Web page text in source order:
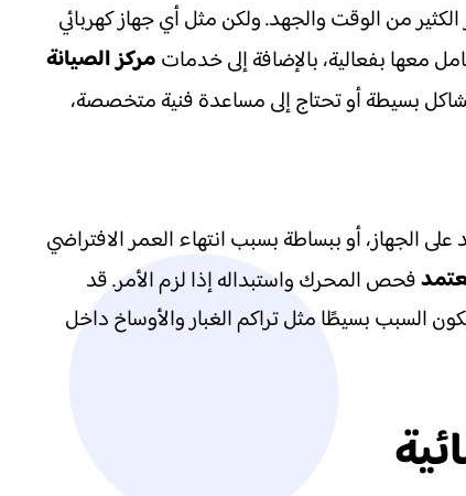
من الوقت والجهد. ولكن مثل أي جهاز كهربائي
معها بفعالية، بالإضافة إلى خدماتمركز الصيانة
كنت تبحث عن حلول لمشاكل بسيطة أو تحتاج إلى مساعدة فنية متخصصة،
الجهاز، أو ببساطة بسبب انتهاء العمر الافتراضي
فحص المحرك واستبداله إذا لزم الأمر. قد
السبب بسيطًا مثل تراكم الغبار والأوساخ داخل